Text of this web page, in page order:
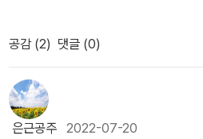
된 아이들의 모험 이야기가 펼쳐진다고
대 어딘가로 떠나지 않던 엄마는 갑자
지 않던 아빠는 마침내 집에 오고, 게다
게 관심을 가지기 시작한다. 막내 미미
도 붙여준다. 똑똑한 둘째 코비가 도서
'몬스터'라는 책이었다. 이 책엔 몬스터
의 모든 것이 적혀 있었다. 몬스터의 특
연구에 의한 것 등등 많은 것들을 알 수
지 못하는 상황. 알기라도 했다는 듯
해주고 아이들을 돌봐준다고 하기엔 어
몬스터라니. 말도 못 한다고? 뭔가 이
황. 떠나는 엄마도 찜찜. 남은 아이들
서 책을 빌려온 핼리. 몬스터 : 관찰을
공감 (2) 댓글 (0)
은근공주 2022-07-20